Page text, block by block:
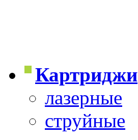
Картриджи
лазерные
струйные